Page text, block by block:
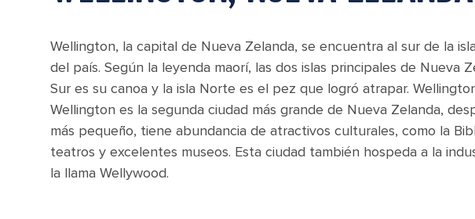
Wellington, la capital de Nueva Zelanda, se encuentra al sur de la
del país. Según la leyenda maorí, las dos islas principales de Nueva
Sur es su canoa y la isla Norte es el pez que logró atrapar.
Wellington es la segunda ciudad más grande de Nueva Zelanda,
más pequeño, tiene abundancia de atractivos culturales, como la
teatros y excelentes museos. Esta ciudad también hospeda a la
la llama Wellywood.